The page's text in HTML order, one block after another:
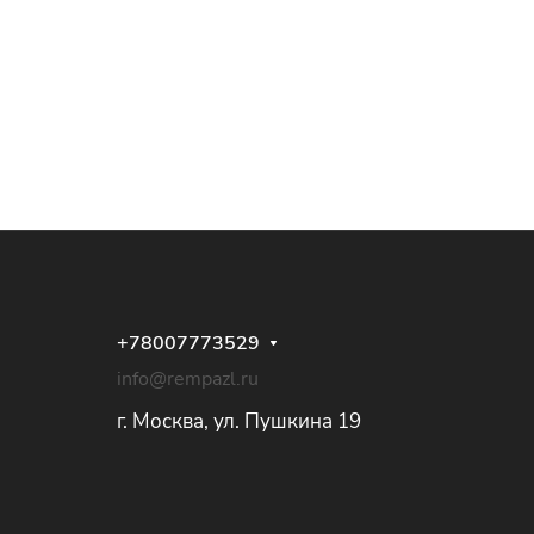
+78007773529
info@rempazl.ru
г. Москва, ул. Пушкина 19